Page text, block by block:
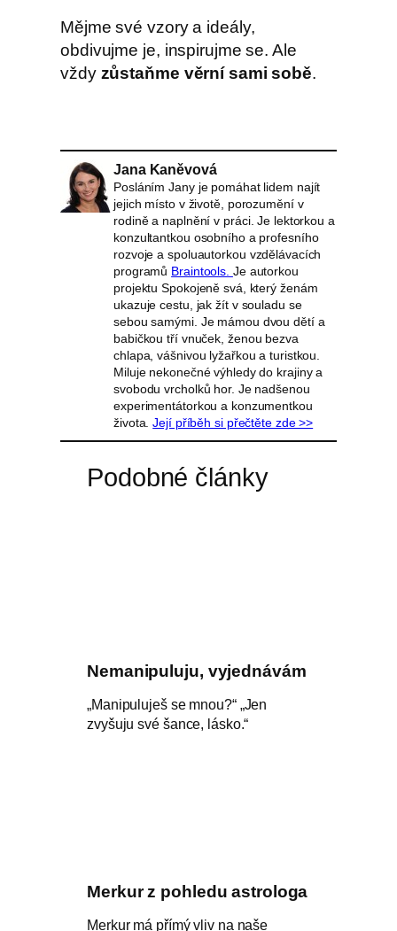
Mějme své vzory a ideály,
obdivujme je, inspirujme se. Ale
vždy zůstaňme věrní sami sobě.
Jana Kaněvová
Posláním Jany je pomáhat lidem najít
jejich místo v životě, porozumění v
rodině a naplnění v práci. Je lektorkou a
konzultantkou osobního a profesního
rozvoje a spoluautorkou vzdělávacích
programů Braintools. Je autorkou
projektu Spokojeně svá, který ženám
ukazuje cestu, jak žít v souladu se
sebou samými. Je mámou dvou dětí a
babičkou tří vnuček, ženou bezva
chlapa, vášnivou lyžařkou a turistkou.
Miluje nekonečné výhledy do krajiny a
svobodu vrcholků hor. Je nadšenou
experimentátorkou a konzumentkou
života.Její příběh si přečtěte zde >>
Podobné články
Nemanipuluju, vyjednávám
„Manipuluješ se mnou?“ „Jen
zvyšuju své šance, lásko.“
Merkur z pohledu astrologa
Merkur má přímý vliv na naše